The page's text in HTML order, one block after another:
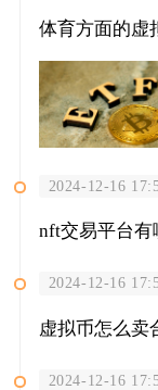
体育方面的虚
2024-12-16
nft交易平台有
2024-12-16
虚拟币怎么卖
2024-12-16